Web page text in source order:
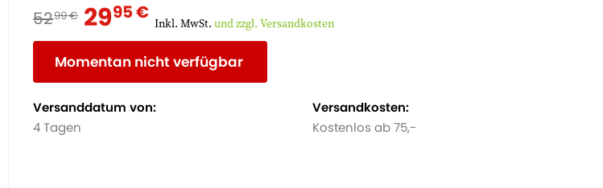
5299 € 2995 € Inkl. MwSt.und zzgl. Versandkosten
Momentan nicht verfügbar
Versanddatum von:
4 Tagen
Versandkosten:
Kostenlos ab 75,-